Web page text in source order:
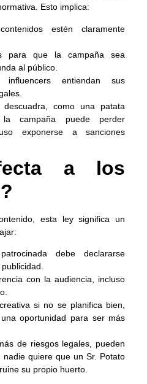
Esto implica:
estén claramente
para que la campaña sea
al público.
entiendan sus
como una patata
campaña puede perder
exponerse a sanciones
a los
esta ley significa un
debe declararse
con la audiencia, incluso
si no se planifica bien,
oportunidad para ser más
de riesgos legales, pueden
quiere que un Sr. Potato
su propio huerto.